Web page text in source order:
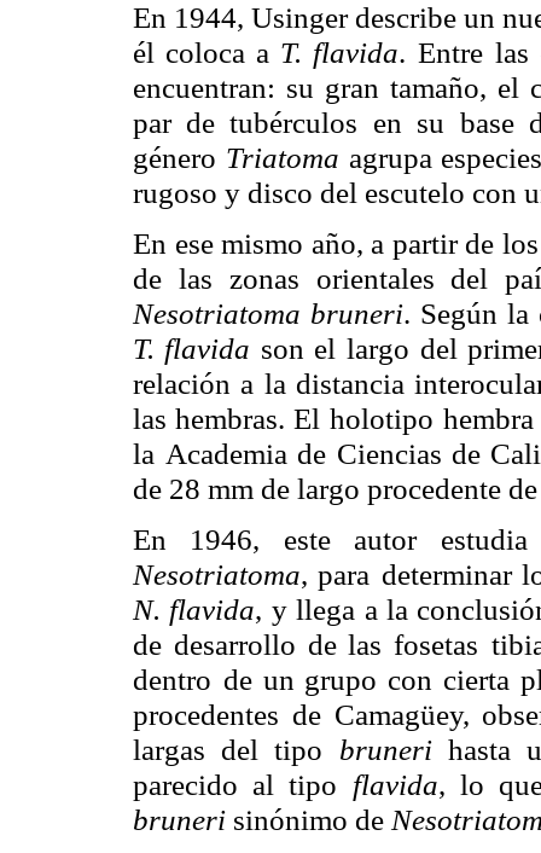
En 1944, Usinger describe un
él coloca a T. flavida. Entre las
encuentran: su gran tamaño, el
par de tubérculos en su base
género Triatoma agrupa
rugoso y disco del escutelo con
En ese mismo año, a partir de los
de las zonas orientales del
Nesotriatoma bruneri. Según la
T. flavida son el largo del
relación a la distancia
las hembras. El holotipo
la Academia de Ciencias de
de 28 mm de largo procedente de
En 1946, este autor
Nesotriatoma, para determinar
N. flavida, y llega a la
de desarrollo de las fosetas
dentro de un grupo con cierta
procedentes de Camagüey,
largas del tipo brunerihasta
parecido al tipo flavida, lo
bruneri sinónimo de